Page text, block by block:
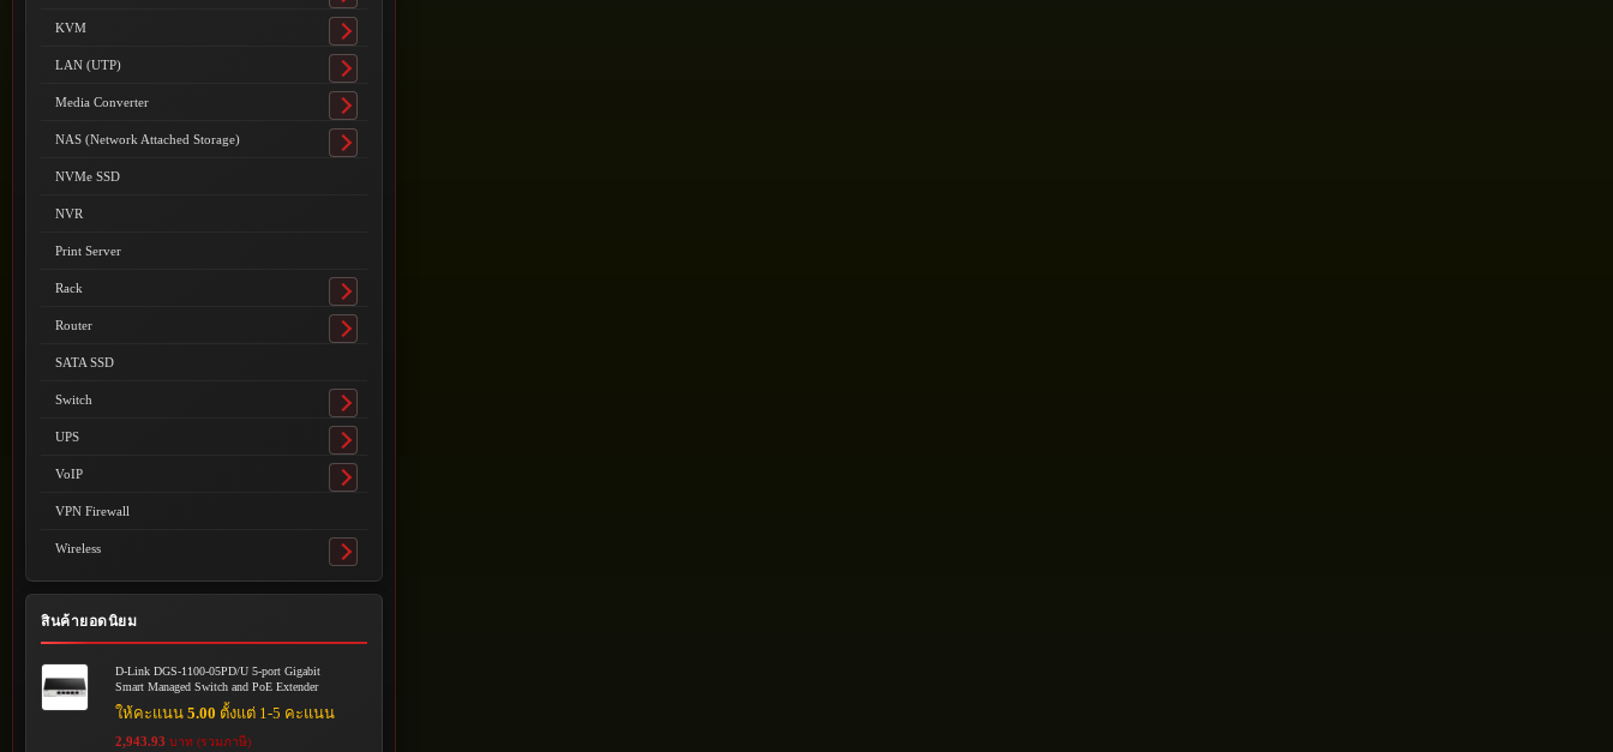
submenu
KVM
Toggle
submenu
LAN (UTP)
Toggle
submenu
Media Converter
Toggle
submenu
NAS (Network Attached Storage)
Toggle
NVMe SSD
NVR
Print Server
Rack
Toggle
submenu
Router
Toggle
SATA SSD
Switch
Toggle
submenu
UPS
Toggle
submenu
VoIP
Toggle
VPN Firewall
Wireless
Toggle
submenu
สินค้ายอดนิยม
D-Link DGS-1100-05PD/U 5-port Gigabit
Smart Managed Switch and PoE Extender
ให้คะแนน5.00 ตั้งแต่ 1-5 คะแนน
2,943.93 บาท (รวมภาษี)